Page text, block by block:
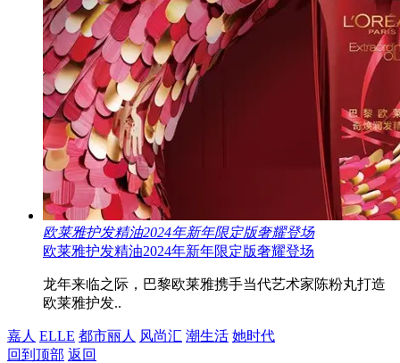
欧莱雅护发精油2024年新年限定版奢耀登场
欧莱雅护发精油2024年新年限定版奢耀登场
龙年来临之际，巴黎欧莱雅携手当代艺术家陈粉丸打造
欧莱雅护发..
嘉人 ELLE 都市丽人 风尚汇 潮生活 她时代
回到顶部 返回